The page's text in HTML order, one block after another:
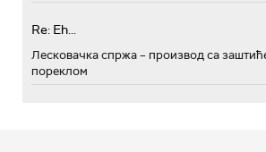
Re: Eh...
Лесковачка спржа – производ са
пореклом